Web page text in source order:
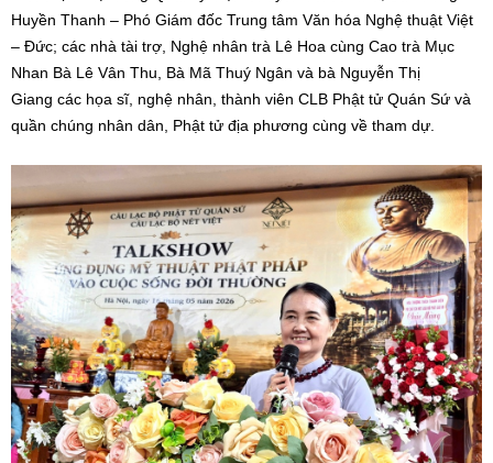
Huyền Thanh – Phó Giám đốc Trung tâm Văn hóa Nghệ thuật Việt
– Đức; các nhà tài trợ, Nghệ nhân trà Lê Hoa cùng Cao trà Mục
Nhan Bà Lê Vân Thu, Bà Mã Thuý Ngân và bà Nguyễn Thị
Giang các họa sĩ, nghệ nhân, thành viên CLB Phật tử Quán Sứ và
quần chúng nhân dân, Phật tử địa phương cùng về tham dự.